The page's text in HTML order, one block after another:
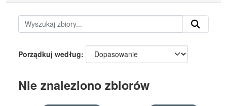
Porządkuj według
Nie znaleziono zbiorów